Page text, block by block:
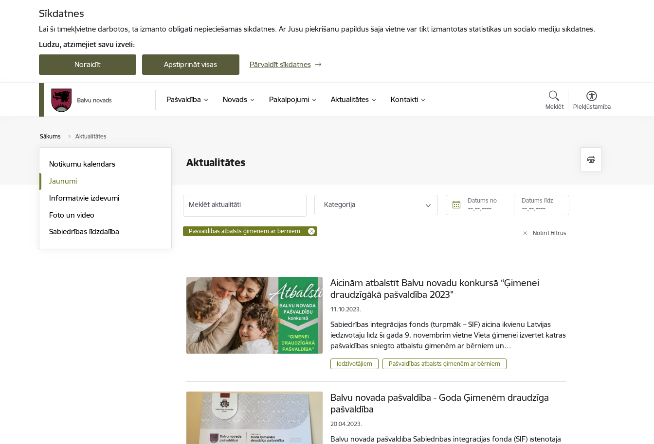
Sīkdatnes
Lai šī tīmekļvietne darbotos, tā izmanto obligāti nepieciešamās sīkdatnes. Ar Jūsu piekrišanu papildus šajā vietnē var tikt izmantotas statistikas un sociālo mediju sīkdatnes.
Lūdzu, atzīmējiet savu izvēli:
Noraidīt Apstiprināt visas Pārvaldīt sīkdatnes
Pašvaldība Novads Pakalpojumi Aktualitātes Kontakti
Meklēt Piekļūstamība
Sākums Aktualitātes
Aktualitātes
Notikumu kalendārs
Jaunumi
Informatīvie izdevumi
Foto un video
Sabiedrības līdzdalība
Meklēt aktualitāti Kategorija Datums no Datums līdz
Pašvaldības atbalsts ģimenēm ar bērniem Notīrīt filtrus
Aicinām atbalstīt Balvu novadu konkursā “Ģimenei
draudzīgākā pašvaldība 2023"
11.10.2023.
Sabiedrības integrācijas fonds (turpmāk – SIF) aicina ikvienu Latvijas
iedzīvotāju līdz šī gada 9. novembrim vietnē Vieta ģimenei izvērtēt katras
pašvaldības sniegto atbalstu ģimenēm ar bērniem un…
Iedzīvotājiem Pašvaldības atbalsts ģimenēm ar bērniem
Balvu novada pašvaldība - Goda Ģimenēm draudzīga
pašvaldība
20.04.2023.
Balvu novada pašvaldība Sabiedrības integrācijas fonda (SIF) īstenotajā